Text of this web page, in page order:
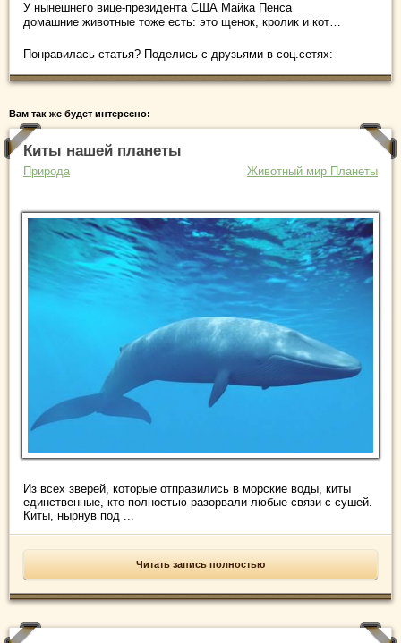
У нынешнего вице-президента США Майка Пенса
домашние животные тоже есть: это щенок, кролик и кот…
Понравилась статья? Поделись с друзьями в соц.сетях:
Вам так же будет интересно:
Киты нашей планеты
Природа Животный мир Планеты
Из всех зверей, которые отправились в морские воды, киты
единственные, кто полностью разорвали любые связи с сушей.
Киты, нырнув под ...
Читать запись полностью